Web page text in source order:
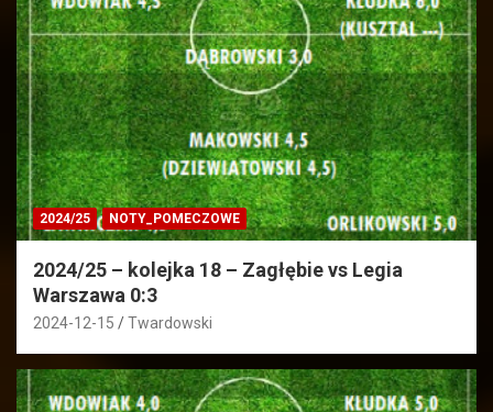
2024/25 NOTY_POMECZOWE
2024/25 – kolejka 18 – Zagłębie vs Legia
Warszawa 0:3
2024-12-15 Twardowski